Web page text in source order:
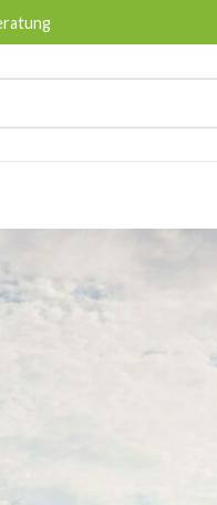
BLOG-KATEGORIEN